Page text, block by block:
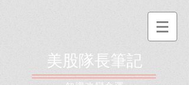
美股隊長筆記